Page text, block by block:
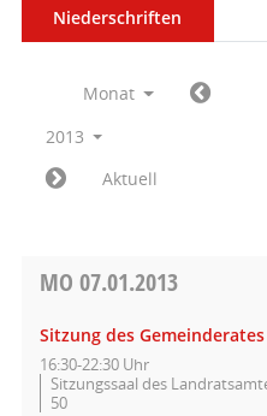
Niederschriften
Monat
2013
Aktuell
MO 07.01.2013
Sitzung des
16:30-22:30 Uhr
Sitzungssaal des
50